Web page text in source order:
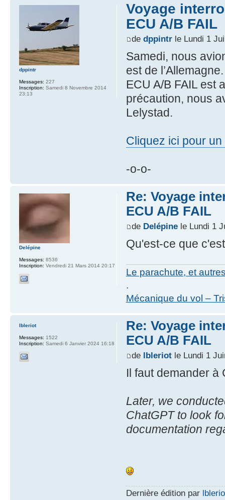
Voyage
ECU A/B FAIL
de dppintrle Lundi 1
Samedi, nous
est de
ECU A/B FAIL est
précaution, nous
Lelystad.
Cliquez ici pour
-o-o-
dppintr
Messages: 227
Inscription: Samedi 8 Novembre 2014
23:13
Re: Voyage
ECU A/B FAIL
de Delépinele Lundi 1
Qu'est-ce que
Le parachute, et
.
Mécanique du vol –
Delépine
Messages: 8536
Inscription: Vendredi 21 Mars 2014 20:17
Re: Voyage
ECU A/B FAIL
de lbleriotle Lundi 1
Il faut demander à
Later, we
ChatGPT to look
documentation
Dernière édition par
lbleriot
Messages: 1522
Inscription: Samedi 6 Janvier 2024 16:18